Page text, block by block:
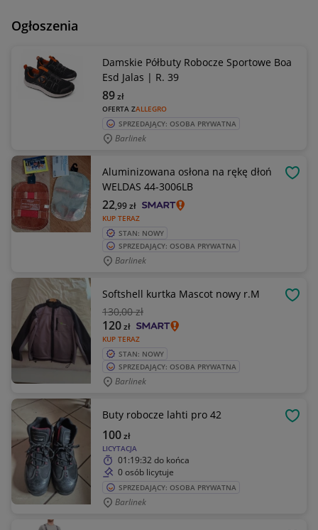
Ogłoszenia
Damskie Półbuty Robocze Sportowe Boa
Esd Jalas | R. 39
OFERTA ZALLEGRO
89zł
SPRZEDAJĄCY: OSOBA PRYWATNA
Barlinek
Aluminizowana osłona na rękę dłoń
WELDAS 44-3006LB
KUP TERAZ
22,99zł
STAN: NOWY
SPRZEDAJĄCY: OSOBA PRYWATNA
Barlinek
Softshell kurtka Mascot nowy r.M
130,00 zł
KUP TERAZ
120zł
STAN: NOWY
SPRZEDAJĄCY: OSOBA PRYWATNA
Barlinek
Buty robocze lahti pro 42
LICYTACJA
100zł
01:19:32 do końca
0 osób licytuje
SPRZEDAJĄCY: OSOBA PRYWATNA
Barlinek